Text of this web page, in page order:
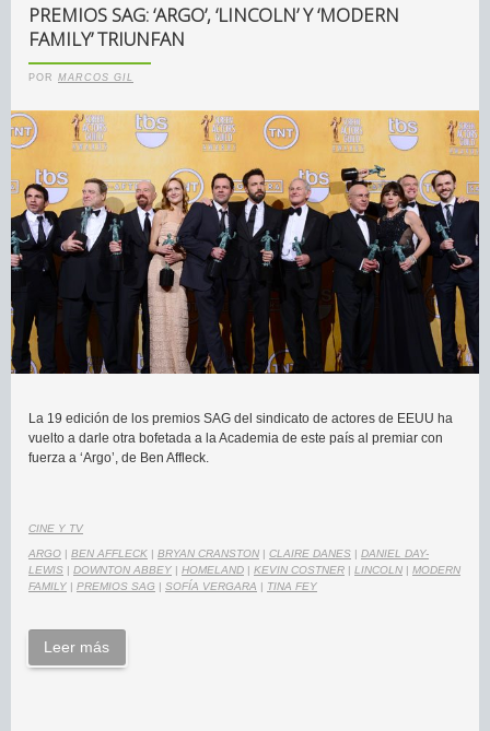
PREMIOS SAG: ‘ARGO’, ‘LINCOLN’ Y ‘MODERN
FAMILY’ TRIUNFAN
POR MARCOS GIL
La 19 edición de los premios SAG del sindicato de actores de EEUU ha
vuelto a darle otra bofetada a la Academia de este país al premiar con
fuerza a ‘Argo’, de Ben Affleck.
CINE Y TV
ARGO | BEN AFFLECK | BRYAN CRANSTON | CLAIRE DANES | DANIEL DAY-
LEWIS | DOWNTON ABBEY | HOMELAND | KEVIN COSTNER | LINCOLN | MODERN
FAMILY | PREMIOS SAG | SOFÍA VERGARA | TINA FEY
Leer más